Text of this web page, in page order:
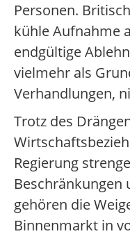
Personen.
kühle Aufnahme
endgültige
vielmehr als
Verhandlungen,
Trotz des
Regierung
Beschränkungen
gehören die
Binnenmarkt in